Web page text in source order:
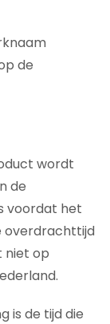
de
wordt
de
voordat het
overdrachttijd
niet op
is de tijd die